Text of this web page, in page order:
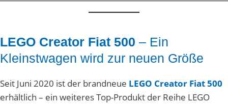
LEGO Creator Fiat 500 – Ein
Kleinstwagen wird zur neuen Größe
Seit Juni 2020 ist der brandneue LEGO Creator Fiat 500
erhältlich – ein weiteres Top-Produkt der Reihe LEGO